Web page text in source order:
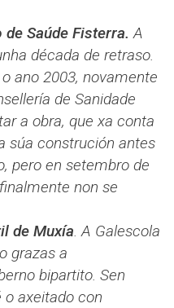
Saúde Fisterra. A
década de retraso.
ano 2003, novamente
de Sanidade
a obra, que xa conta
súa construción antes
pero en setembro de
non se
de Muxía. A Galescola
grazas a
bipartito. Sen
axeitado con